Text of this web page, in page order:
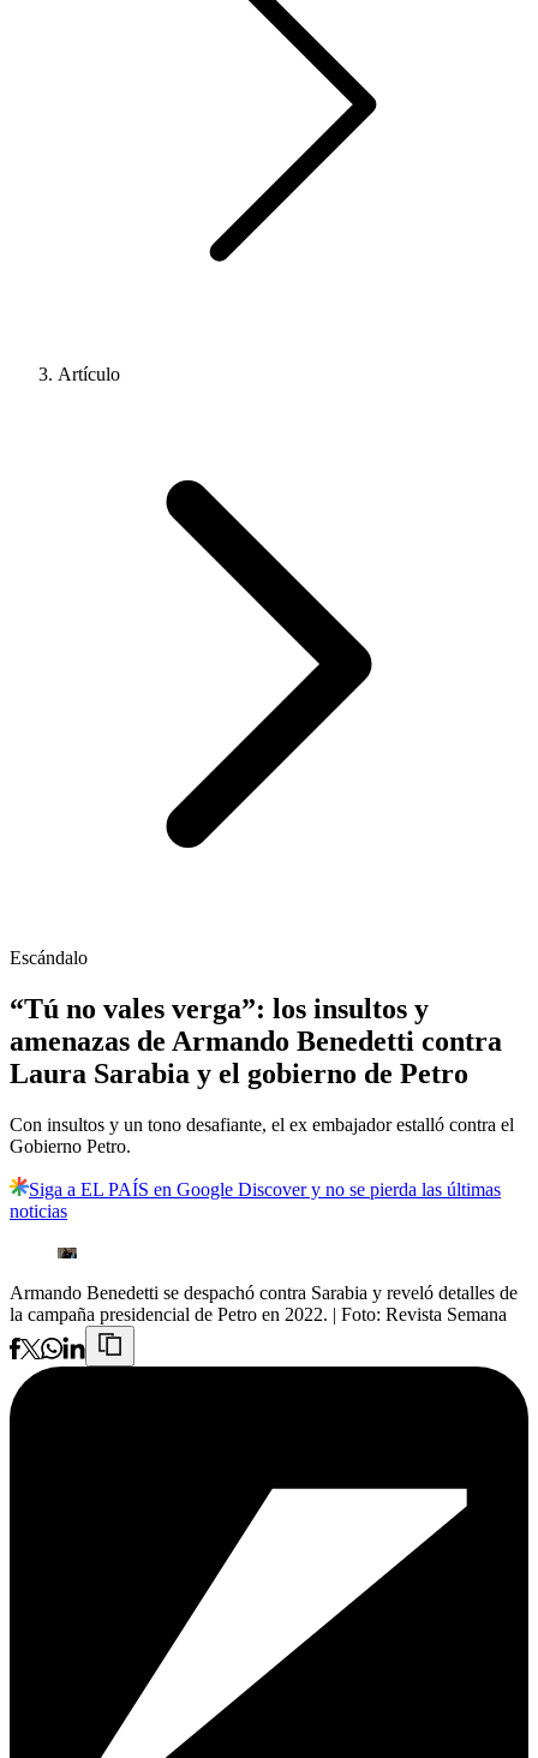
Artículo
Escándalo
“Tú no vales verga”: los insultos y
amenazas de Armando Benedetti contra
Laura Sarabia y el gobierno de Petro
Con insultos y un tono desafiante, el ex embajador estalló contra el
Gobierno Petro.
Siga a EL PAÍS en Google Discover y no se pierda las últimas
noticias
Armando Benedetti se despachó contra Sarabia y reveló detalles de
la campaña presidencial de Petro en 2022. | Foto: Revista Semana